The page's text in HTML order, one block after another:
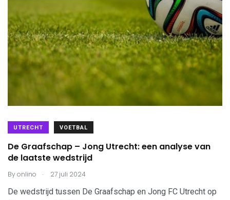
UTRECHT VOETBAL
De Graafschap – Jong Utrecht: een analyse van
de laatste wedstrijd
Byonlino . 27 juli 2024
De wedstrijd tussen De Graafschap en Jong FC Utrecht op